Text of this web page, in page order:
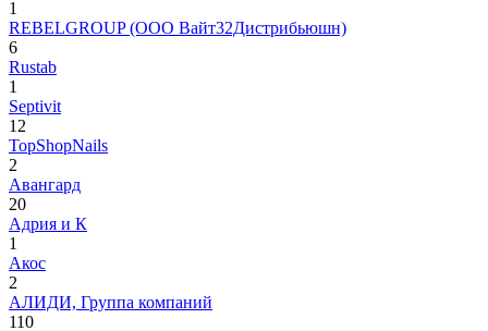
1
REBELGROUP (ООО Вайт32Дистрибьюшн)
6
Rustab
1
Septivit
12
TopShopNails
2
Авангард
20
Адрия и К
1
Акос
2
АЛИДИ, Группа компаний
110